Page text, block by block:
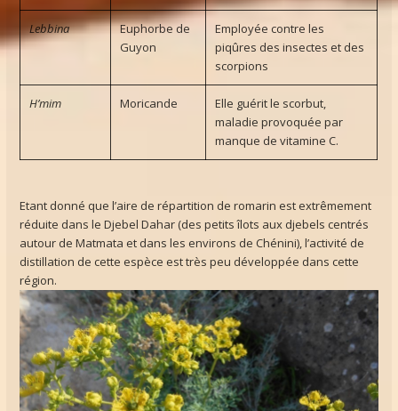
Lebbina
Euphorbe de
Guyon
Employée contre les
piqûres des insectes et des
scorpions
H’mim Moricande
Elle guérit le scorbut,
maladie provoquée par
manque de vitamine C.
Etant donné que l’aire de répartition de romarin est extrêmement
réduite dans le Djebel Dahar (des petits îlots aux djebels centrés
autour de Matmata et dans les environs de Chénini), l’activité de
distillation de cette espèce est très peu développée dans cette
région.